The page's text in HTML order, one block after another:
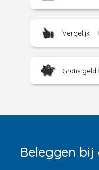
Vergelijk
Gratis geld
Beleggen